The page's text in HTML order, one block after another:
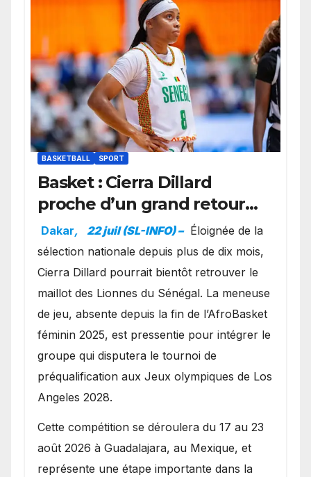
BASKETBALL SPORT
Basket : Cierra Dillard
proche d’un grand retour
avec les Lionnes ?
Dakar, 22 juil (SL-INFO) – Éloignée de la
sélection nationale depuis plus de dix mois,
Cierra Dillard pourrait bientôt retrouver le
maillot des Lionnes du Sénégal. La meneuse
de jeu, absente depuis la fin de l’AfroBasket
féminin 2025, est pressentie pour intégrer le
groupe qui disputera le tournoi de
préqualification aux Jeux olympiques de Los
Angeles 2028.
Cette compétition se déroulera du 17 au 23
août 2026 à Guadalajara, au Mexique, et
représente une étape importante dans la